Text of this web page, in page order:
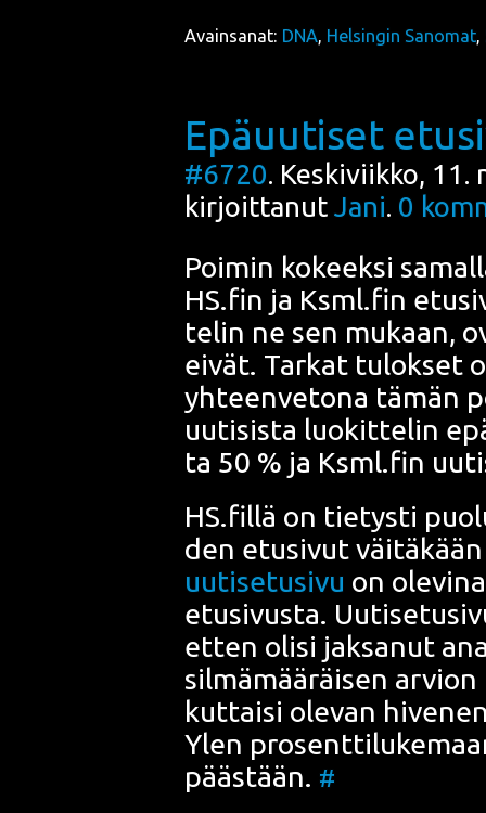
Avainsanat: DNA, Helsingin Sanomat,
Epäuutiset
#6720. Keskiviikko, 11.
kirjoittanut Jani. 0
Poi­min kokeek­si
HS.fin ja Ksml.fin
te­lin ne sen mukaan,
eivät. Tar­kat tulok­set
yhteen­ve­to­na tämän
uuti­sis­ta luo­kit­te­lin
ta 50 % ja Ksml.fin
HS.fillä on tie­tys­ti
den etusi­vut
uuti­se­tusi­vu on
etusi­vus­ta.
etten oli­si jak­sa­nut
sil­mä­mää­räi­sen
kut­tai­si ole­van
Ylen
pääs­tään. #